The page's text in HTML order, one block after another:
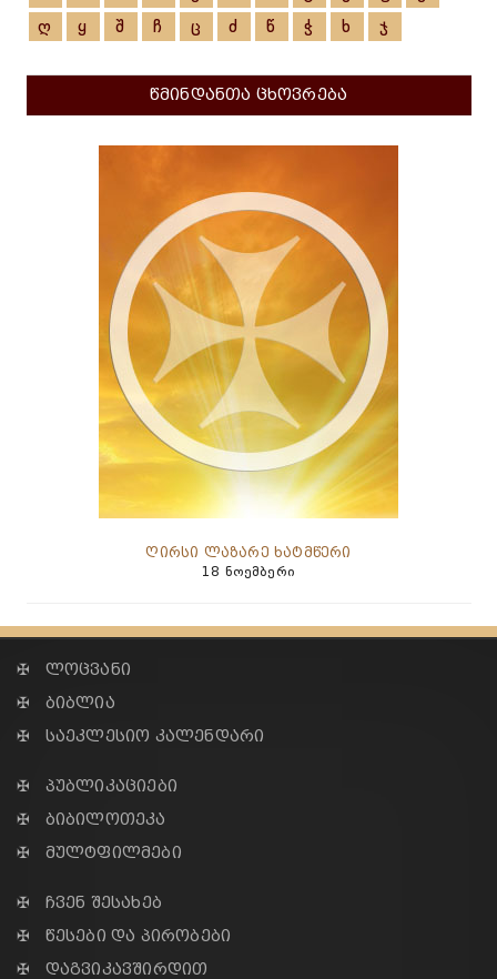
ღ
ყ შ ჩ ც ძ წ ჭ ხ ჯ
წმინდანთა ცხოვრება
ღირსი ლაზარე ხატმწერი
18 ნოემბერი
✠ ლოცვანი
✠ ბიბლია
✠ საეკლესიო კალენდარი
✠ პუბლიკაციები
✠ ბიბილოთეკა
✠ მულტფილმები
✠ ჩვენ შესახებ
✠ წესები და პირობები
✠ დაგვიკავშირდით